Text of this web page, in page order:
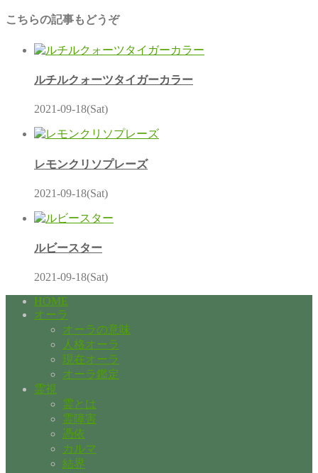
こちらの記事もどうぞ
ルチルクォーツタイガーカラー
2021-09-18(Sat)
レモンクリソプレーズ
2021-09-18(Sat)
ルビースター
2021-09-18(Sat)
HOME
オーラ
オーラの意味
人格オーラ
現在オーラ
オーラ鑑定
霊視
霊とは
霊障害
憑依
カルマ
結界